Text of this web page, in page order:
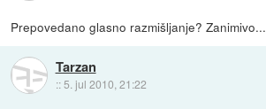
Prepovedano glasno razmišljanje? Zanimivo...
Tarzan
:: 5. jul 2010, 21:22